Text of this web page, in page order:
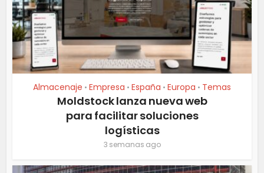
Almacenaje • Empresa • España • Europa • Temas
Moldstock lanza nueva web
para facilitar soluciones
logísticas
3 semanas ago